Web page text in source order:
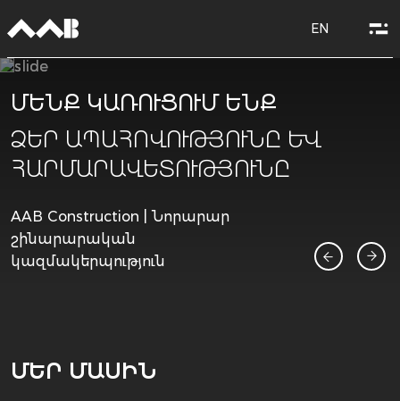
EN
ՄԵՆՔ ԿԱՌՈՒՑՈՒՄ ԵՆՔ
ՁԵՐ ԱՊԱՀՈՎՈՒԹՅՈՒՆԸ ԵՎ
ՀԱՐՄԱՐԱՎԵՏՈՒԹՅՈՒՆԸ
AAB Construction | Նորարար
շինարարական
կազմակերպություն
ՄԵՐ ՄԱՍԻՆ